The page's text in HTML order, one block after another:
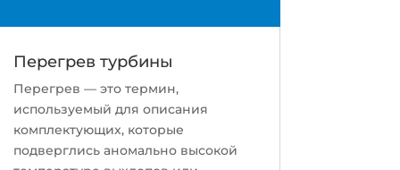
Перегрев турбины
Перегрев — это термин,
используемый для описания
комплектующих, которые
подверглись аномально высокой